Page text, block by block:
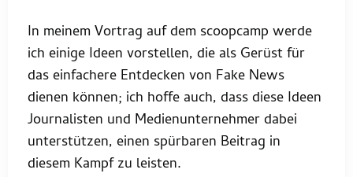
In meinem Vortrag auf dem scoopcamp werde
ich einige Ideen vorstellen, die als Gerüst für
das einfachere Entdecken von Fake News
dienen können; ich hoffe auch, dass diese Ideen
Journalisten und Medienunternehmer dabei
unterstützen, einen spürbaren Beitrag in
diesem Kampf zu leisten.